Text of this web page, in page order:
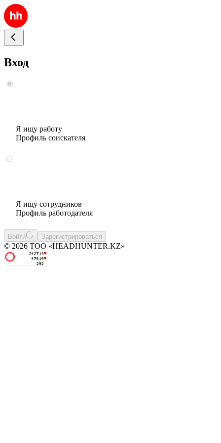
Вход
Я ищу работу
Профиль соискателя
Я ищу сотрудников
Профиль работодателя
Войти Зарегистрироваться
© 2026 ТОО «HEADHUNTER.KZ»